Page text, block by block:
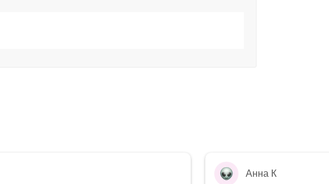
Анна К